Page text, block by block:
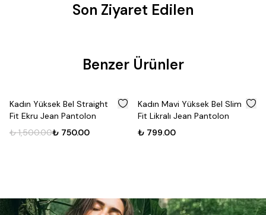
Son Ziyaret Edilen
Benzer Ürünler
% 50
Kadın Yüksek Bel Straight
Fit Ekru Jean Pantolon
₺ 1,500.00₺ 750.00
Kadın Mavi Yüksek Bel Slim
Fit Likralı Jean Pantolon
₺ 799.00